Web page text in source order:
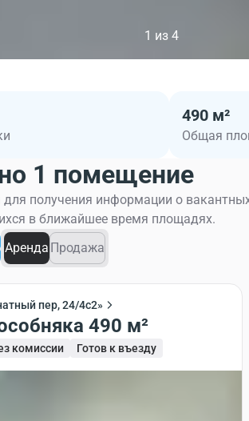
1 из 4
490 м²
Общая
1 помещение
для получения информации о
в ближайшее время площадях.
Аренда Продажа
пер, 24/4с2»
490 м²
комиссии Готов к въезду